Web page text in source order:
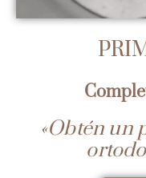
«Obtén un